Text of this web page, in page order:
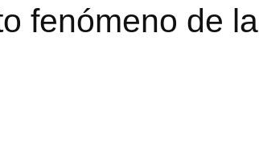
fenómeno de la